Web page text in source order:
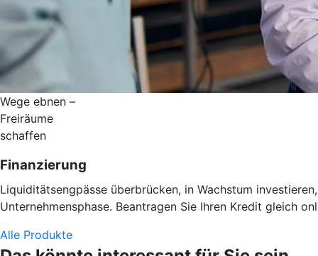
Wege ebnen –
Freiräume
schaffen
Finanzierung
Liquiditätsengpässe überbrücken, in Wachstum
Unternehmensphase. Beantragen Sie Ihren Kredit gleich
Alle Produkte